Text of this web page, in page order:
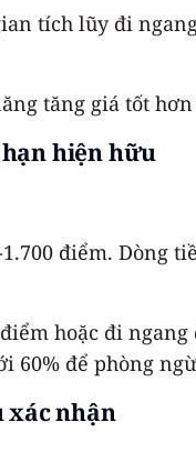
tích lũy đi
tăng giá tốt
hiện hữu
điểm. Dòng
hoặc đi ngang
60% để phòng
xác nhận